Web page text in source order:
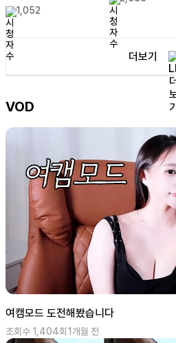
1,052
더보기
VOD
여캠모드 도전해봤습니다
조회수 1,404회 1개월 전